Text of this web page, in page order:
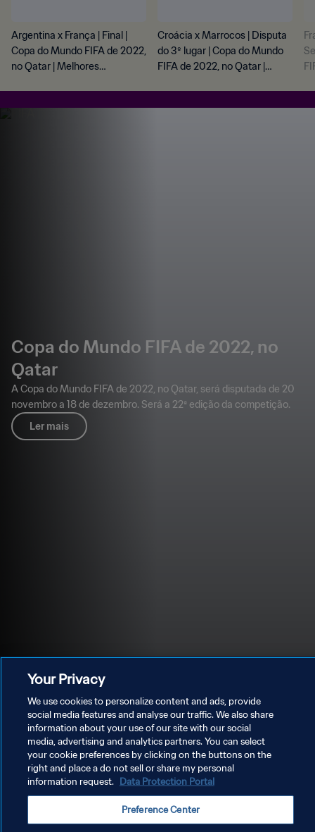
Argentina x França | Final |
Copa do Mundo FIFA de 2022,
no Qatar | Melhores
Croácia x Marrocos | Disputa
do 3º lugar | Copa do Mundo
FIFA de 2022, no Qatar |
Copa do Mundo FIFA de 2022, no
Qatar
A Copa do Mundo FIFA de 2022, no Qatar, será disputada de 20
novembro a 18 de dezembro. Será a 22ª edição da competição.
Ler mais
POLÍTICA DE PRIVACIDADE
TERMOS DE SERVIÇO
ADMINISTRAR AS PREFERÊNCIAS DE COOKIES
Copyright © 1994-2026 FIFA. Todos os direitos reservados.
Your Privacy
We use cookies to personalize content and ads, provide
social media features and analyse our traffic. We also share
information about your use of our site with our social
media, advertising and analytics partners. You can select
your cookie preferences by clicking on the buttons on the
right and place a do not sell or share my personal
information request. Data Protection Portal
Preference Center